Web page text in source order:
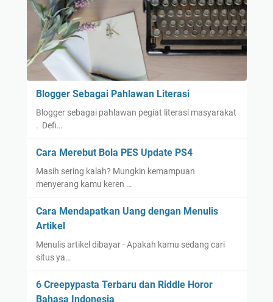
Blogger Sebagai Pahlawan Literasi
Blogger sebagai pahlawan pegiat literasi masyarakat
. Defi…
Cara Merebut Bola PES Update PS4
Masih sering kalah? Mungkin kemampuan
menyerang kamu keren …
Cara Mendapatkan Uang dengan Menulis
Artikel
Menulis artikel dibayar - Apakah kamu sedang cari
situs ya…
6 Creepypasta Terbaru dan Riddle Horor
Bahasa Indonesia